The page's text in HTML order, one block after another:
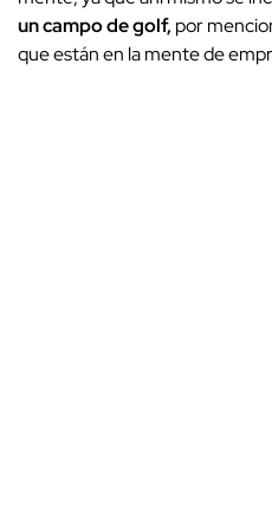
un campo de golf, por
que están en la mente de